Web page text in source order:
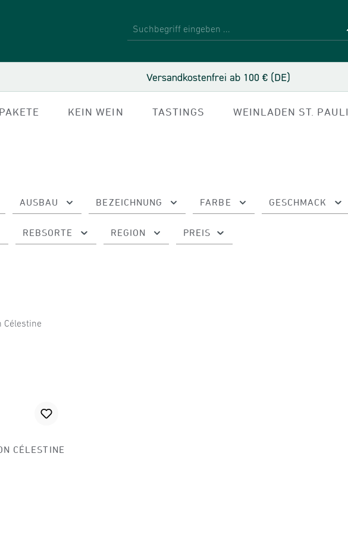
Versandkostenfrei ab 100 € (DE)
KEIN WEIN TASTINGS WEINLADEN ST. PAULI
AUSBAU BEZEICHNUNG FARBE GESCHMACK
REBSORTE REGION PREIS
CÉLESTINE